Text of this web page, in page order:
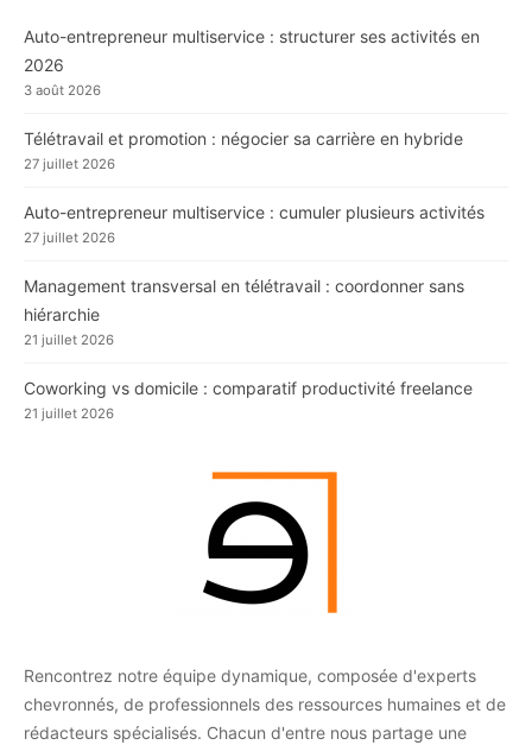
Auto-entrepreneur multiservice : structurer ses activités en
2026
3 août 2026
Télétravail et promotion : négocier sa carrière en hybride
27 juillet 2026
Auto-entrepreneur multiservice : cumuler plusieurs activités
27 juillet 2026
Management transversal en télétravail : coordonner sans
hiérarchie
21 juillet 2026
Coworking vs domicile : comparatif productivité freelance
21 juillet 2026
Rencontrez notre équipe dynamique, composée d'experts
chevronnés, de professionnels des ressources humaines et de
rédacteurs spécialisés. Chacun d'entre nous partage une